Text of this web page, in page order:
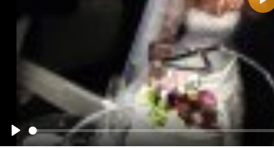
Play
Alle HTML-Tags außer <br>, <strike> und <i> werden aus Deinem Kommentar entfernt.
URLs werden automatisch umgewandelt. Bitte verwende "www." oder "http://" in URLs
Ich möchte eine E-Mail, wenn zu meinem Kommentar Antworten erscheinen.
Ich möchte eine E-Mail, wenn auf dieser Seite weitere Kommentare erscheinen.